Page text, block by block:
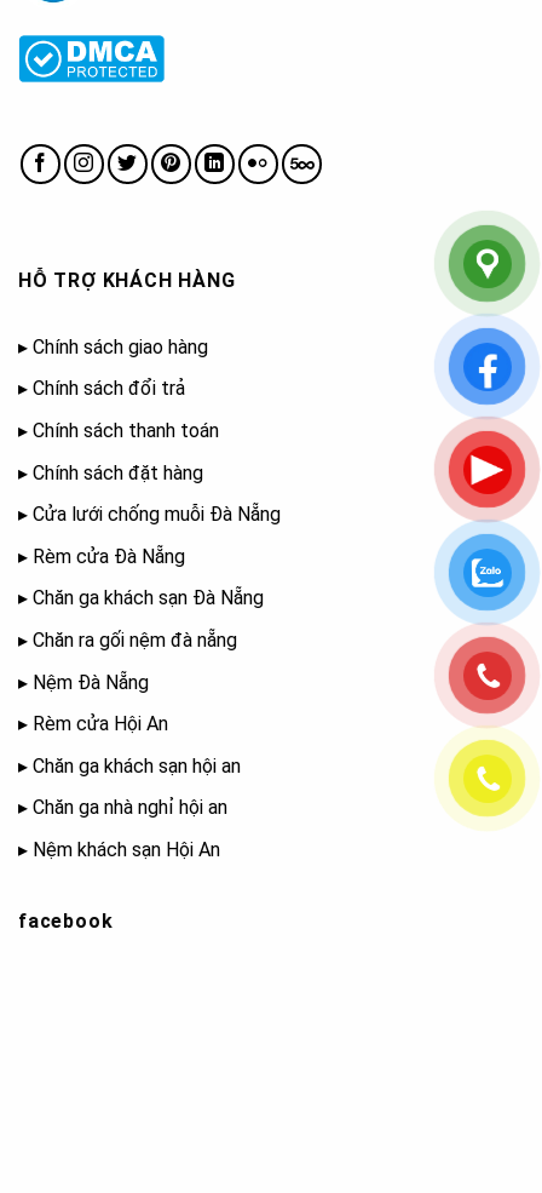
HỖ TRỢ KHÁCH HÀNG
▸ Chính sách giao hàng
▸ Chính sách đổi trả
▸ Chính sách thanh toán
▸ Chính sách đặt hàng
▸ Cửa lưới chống muỗi Đà Nẵng
▸ Rèm cửa Đà Nẵng
▸ Chăn ga khách sạn Đà Nẵng
▸ Chăn ra gối nệm đà nẵng
▸ Nệm Đà Nẵng
▸ Rèm cửa Hội An
▸ Chăn ga khách sạn hội an
▸ Chăn ga nhà nghỉ hội an
▸ Nệm khách sạn Hội An
facebook